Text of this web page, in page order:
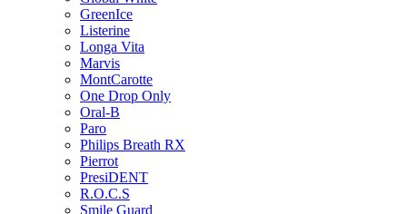
GreenIce
Listerine
Longa Vita
Marvis
MontCarotte
One Drop Only
Oral-B
Paro
Philips Breath RX
Pierrot
PresiDENT
R.O.C.S
Smile Guard